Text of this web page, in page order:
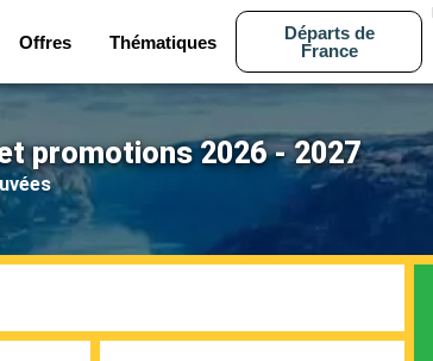
Offres Thématiques
Départs de
France
promotions 2026 - 2027